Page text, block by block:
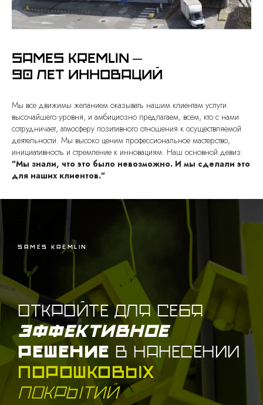
SAMES KREMLIN —
90 ЛЕТ ИННОВАЦИЙ
Мы все движимы желанием оказывать нашим клиентам услуги
высочайшего уровня, и амбициозно предлагаем, всем, кто с нами
сотрудничает, атмосферу позитивного отношения к осуществляемой
деятельности. Мы высоко ценим профессиональное мастерство,
инициативность и стремление к инновациям. Наш основной девиз:
"Мы знали, что это было невозможно. И мы сделали это
для наших клиентов."
SAMES KREMLIN
Откройте для себя
эффективное
решение в нанесении
порошковых
покрытий